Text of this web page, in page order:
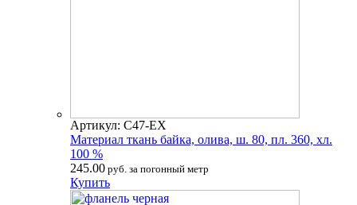
Артикул: С47-ЕХ
Материал ткань байка, олива, ш. 80, пл. 360, хл.
100 %
245.00 руб. за погонный метр
Купить